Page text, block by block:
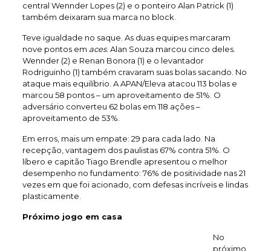
central Wennder Lopes (2) e o ponteiro Alan Patrick (1)
também deixaram sua marca no block.
Teve igualdade no saque. As duas equipes marcaram
nove pontos em aces. Alan Souza marcou cinco deles.
Wennder (2) e Renan Bonora (1) e o levantador
Rodriguinho (1) também cravaram suas bolas sacando. No
ataque mais equilíbrio. A APAN/Eleva atacou 113 bolas e
marcou 58 pontos – um aproveitamento de 51%. O
adversário converteu 62 bolas em 118 ações –
aproveitamento de 53%.
Em erros, mais um empate: 29 para cada lado. Na
recepção, vantagem dos paulistas 67% contra 51%. O
líbero e capitão Tiago Brendle apresentou o melhor
desempenho no fundamento: 76% de positividade nas 21
vezes em que foi acionado, com defesas incríveis e lindas
plasticamente.
Próximo jogo em casa
No
próximo